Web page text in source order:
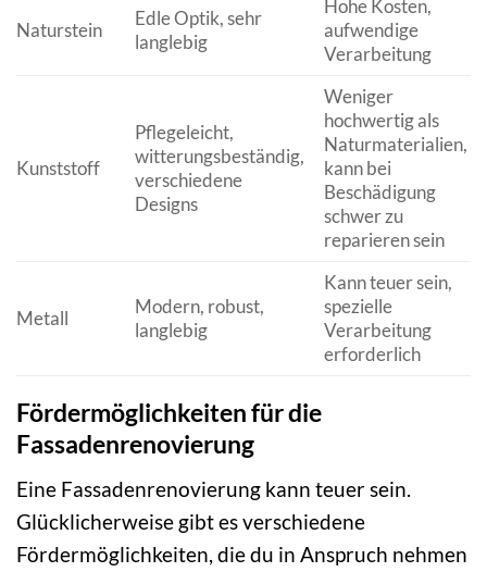
Naturstein
Edle Optik, sehr
langlebig
Hohe Kosten,
aufwendige
Verarbeitung
Kunststoff
Pflegeleicht,
witterungsbeständig,
verschiedene
Designs
Weniger
hochwertig als
Naturmaterialien,
kann bei
Beschädigung
schwer zu
reparieren sein
Metall
Modern, robust,
langlebig
Kann teuer sein,
spezielle
Verarbeitung
erforderlich
Fördermöglichkeiten für die
Fassadenrenovierung
Eine Fassadenrenovierung kann teuer sein.
Glücklicherweise gibt es verschiedene
Fördermöglichkeiten, die du in Anspruch nehmen